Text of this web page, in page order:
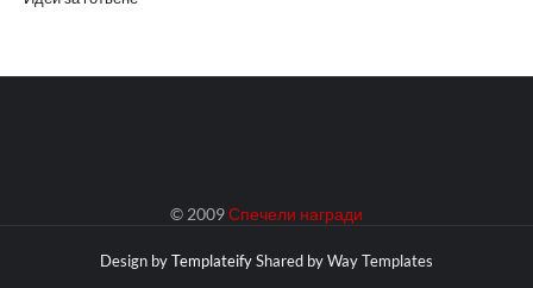
© 2009Спечели награди
Design byTemplateifyShared byWay Templates